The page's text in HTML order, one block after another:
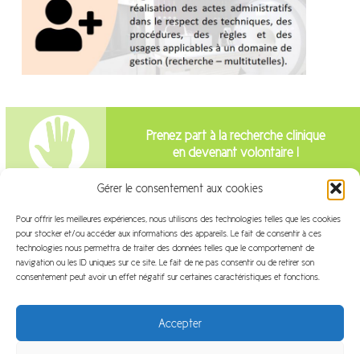
Gérer le consentement aux cookies
Pour offrir les meilleures expériences, nous utilisons des technologies telles que les cookies
pour stocker et/ou accéder aux informations des appareils. Le fait de consentir à ces
technologies nous permettra de traiter des données telles que le comportement de
navigation ou les ID uniques sur ce site. Le fait de ne pas consentir ou de retirer son
consentement peut avoir un effet négatif sur certaines caractéristiques et fonctions.
Accepter
Prenez part à la recherche clinique
en devenant volontaire !
Intéressé par la recherche clinique?
Venez travailler avec nous!